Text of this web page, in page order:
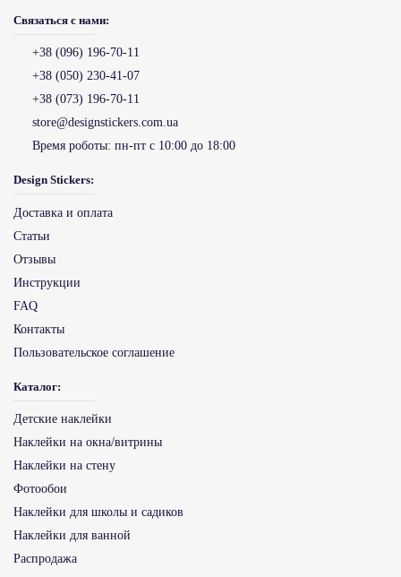
Связаться с нами:
+38 (096) 196-70-11
+38 (050) 230-41-07
+38 (073) 196-70-11
store@designstickers.com.ua
Время роботы: пн-пт с 10:00 до 18:00
Design Stickers:
Доставка и оплата
Статьи
Отзывы
Инструкции
FAQ
Контакты
Пользовательское соглашение
Каталог:
Детские наклейки
Наклейки на окна/витрины
Наклейки на стену
Фотообои
Наклейки для школы и садиков
Наклейки для ванной
Распродажа